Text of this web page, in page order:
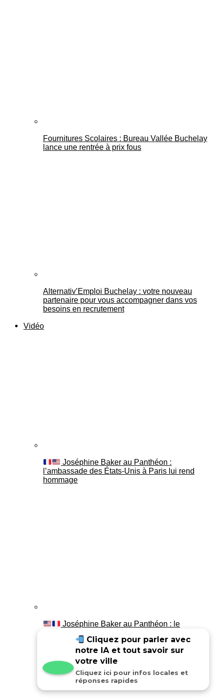
Fournitures Scolaires : Bureau Vallée Buchelay
lance une rentrée à prix fous
Alternativ’Emploi Buchelay : votre nouveau
partenaire pour vous accompagner dans vos
besoins en recrutement
Vidéo
Joséphine Baker au Panthéon :
l’ambassade des États-Unis à Paris lui rend
hommage
Joséphine Baker au Panthéon : le
Cliquez pour parler avec
notre IA et tout savoir sur
votre ville
Cliquez ici pour infos locales et
réponses rapides